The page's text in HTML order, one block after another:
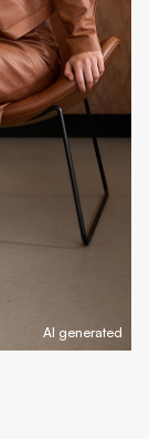
AI generated